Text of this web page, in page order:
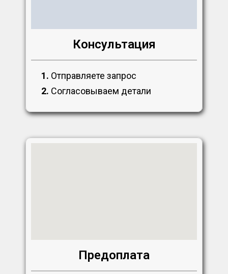
Консультация
1. Отправляете запрос
2. Согласовываем детали
Предоплата